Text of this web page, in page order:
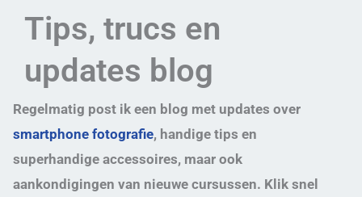
Tips, trucs en
updates blog
Regelmatig post ik een blog met updates over
smartphone fotografie, handige tips en
superhandige accessoires, maar ook
aankondigingen van nieuwe cursussen. Klik snel